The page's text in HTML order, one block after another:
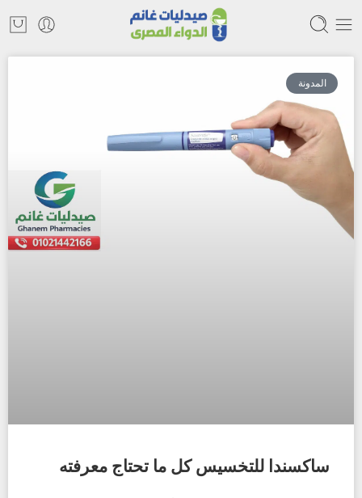
المدونة
ساكسندا للتخسيس كل ما تحتاج معرفته